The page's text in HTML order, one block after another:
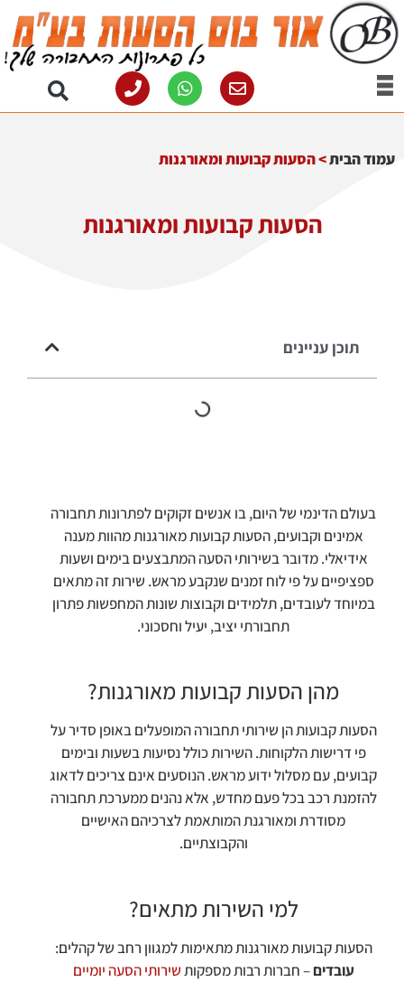
עמוד הבית>הסעות קבועות ומאורגנות
הסעות קבועות ומאורגנות
תוכן עניינים
בעולם הדינמי של היום, בו אנשים זקוקים לפתרונות תחבורה
אמינים וקבועים, הסעות קבועות מאורגנות מהוות מענה
אידיאלי. מדובר בשירותי הסעה המתבצעים בימים ושעות
ספציפיים על פי לוח זמנים שנקבע מראש. שירות זה מתאים
במיוחד לעובדים, תלמידים וקבוצות שונות המחפשות פתרון
תחבורתי יציב, יעיל וחסכוני.
מהן הסעות קבועות מאורגנות?
הסעות קבועות הן שירותי תחבורה המופעלים באופן סדיר על
פי דרישות הלקוחות. השירות כולל נסיעות בשעות ובימים
קבועים, עם מסלול ידוע מראש. הנוסעים אינם צריכים לדאוג
להזמנת רכב בכל פעם מחדש, אלא נהנים ממערכת תחבורה
מסודרת ומאורגנת המותאמת לצרכיהם האישיים
והקבוצתיים.
למי השירות מתאים?
הסעות קבועות מאורגנות מתאימות למגוון רחב של קהלים:
עובדים– חברות רבות מספקותשירותי הסעה יומיים